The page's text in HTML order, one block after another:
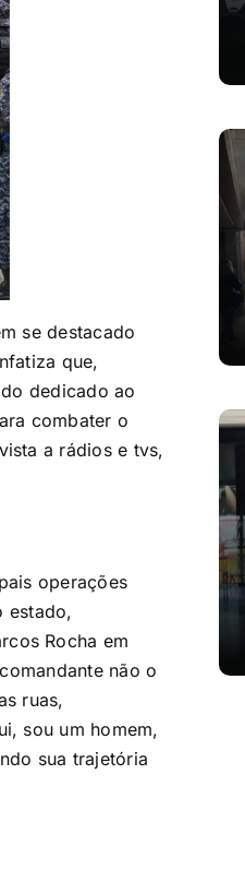
se destacado
que,
dedicado ao
combater o
a rádios e tvs,
operações
estado,
Rocha em
não o
ruas,
sou um homem,
sua trajetória